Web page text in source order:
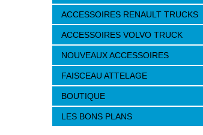
ACCESSOIRES RENAULT TRUCKS
ACCESSOIRES VOLVO TRUCK
NOUVEAUX ACCESSOIRES
FAISCEAU ATTELAGE
BOUTIQUE
LES BONS PLANS